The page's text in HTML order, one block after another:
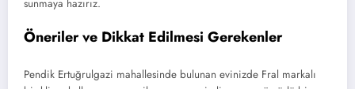
sunmaya hazırız.
Öneriler ve Dikkat Edilmesi Gerekenler
Pendik Ertuğrulgazi mahallesinde bulunan evinizde Fral markalı